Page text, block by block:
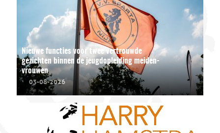
Nieuwe functies voor twee vertrouwde
gezichten binnen de jeugdopleiding meiden-
vrouwen
03-08-2026